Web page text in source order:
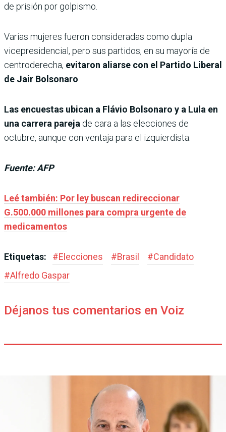
de prisión por golpismo.
Varias mujeres fueron consideradas como dupla
vicepresidencial, pero sus partidos, en su mayoría de
centroderecha, evitaron aliarse con el Partido Liberal
de Jair Bolsonaro
Las encuestas ubican a Flávio Bolsonaro y a Lula en
una carrera pareja de cara a las elecciones de
octubre, aunque con ventaja para el izquierdista.
Fuente: AFP
Leé también: Por ley buscan redireccionar
G.500.000 millones para compra urgente de
medicamentos
Etiquetas: #Elecciones #Brasil #Candidato
#Alfredo Gaspar
Déjanos tus comentarios en Voiz